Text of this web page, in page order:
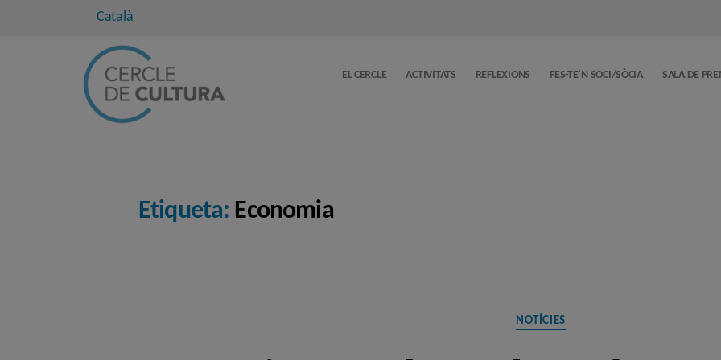
Català
EL CERCLE ACTIVITATS REFLEXIONS FES-TE’N SOCI/SÒCIA SALA DE
Etiqueta: Economia
Categories
NOTÍCIES